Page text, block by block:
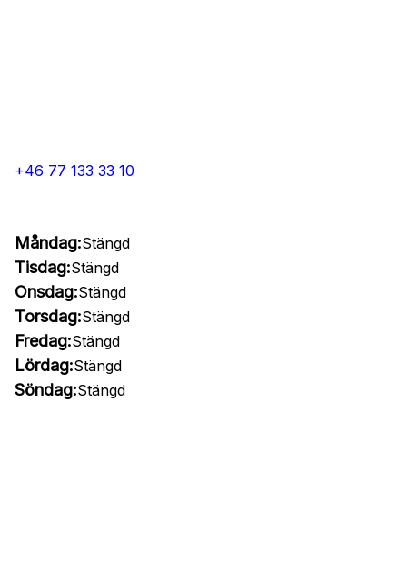
+46 77 133 33 10
Måndag:Stängd
Tisdag:Stängd
Onsdag:Stängd
Torsdag:Stängd
Fredag:Stängd
Lördag:Stängd
Söndag:Stängd